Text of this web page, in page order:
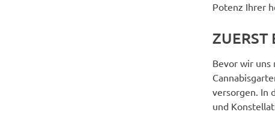
Potenz Ihrer
ZUERST
Bevor wir uns
versorgen. In
und